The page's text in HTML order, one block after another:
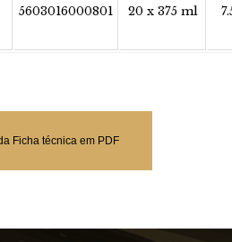
5603016000801 20 x 375 ml
Ficha técnica em PDF